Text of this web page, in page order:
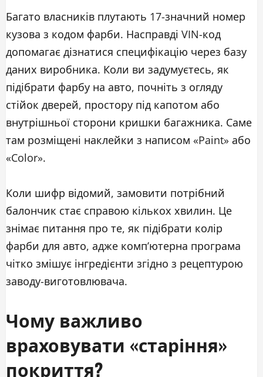
Багато власників плутають 17-значний номер
кузова з кодом фарби. Насправді VIN-код
допомагає дізнатися специфікацію через базу
даних виробника. Коли ви задумуєтесь, як
підібрати фарбу на авто, почніть з огляду
стійок дверей, простору під капотом або
внутрішньої сторони кришки багажника. Саме
там розміщені наклейки з написом «Paint» або
«Color».
Коли шифр відомий, замовити потрібний
балончик стає справою кількох хвилин. Це
знімає питання про те, як підібрати колір
фарби для авто, адже комп’ютерна програма
чітко змішує інгредієнти згідно з рецептурою
заводу-виготовлювача.
Чому важливо
враховувати «старіння»
покриття?